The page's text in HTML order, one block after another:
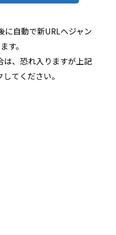
自動で新URLへジャン
す。
、恐れ入りますが上記
てください。